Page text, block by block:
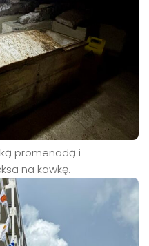
promenadą i
na kawkę.